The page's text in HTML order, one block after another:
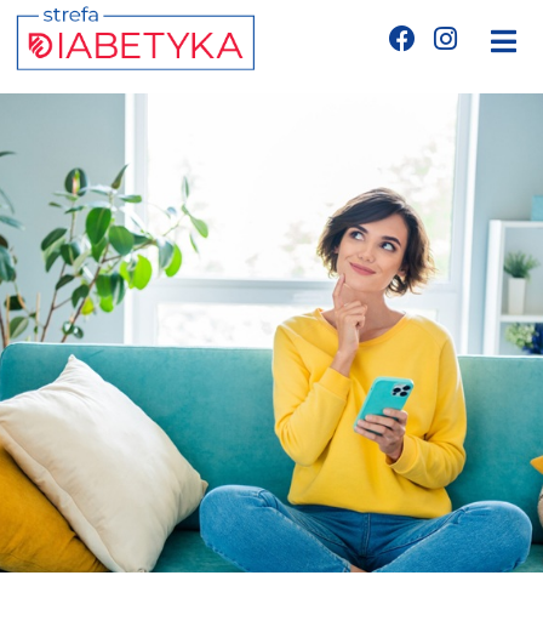
Telemedycyna
CGM
Glukometry
Niezbędnik cukrzyka
Wyznania diabetyka